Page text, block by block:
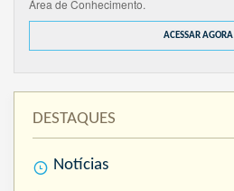
Área de Conhecimento.
ACESSAR AGORA
DESTAQUES
Notícias